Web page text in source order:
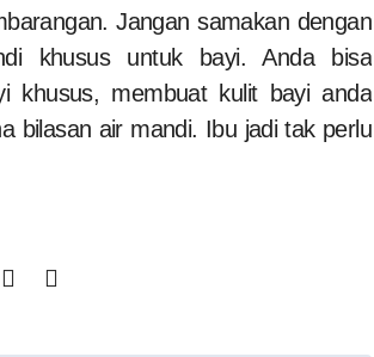
Jangan samakan dengan
khusus untuk bayi. Anda bisa
khusus, membuat kulit bayi anda
bilasan air mandi. Ibu jadi tak perlu